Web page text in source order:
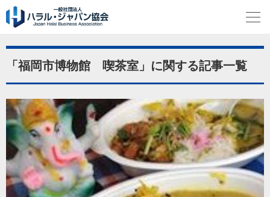
「福岡市博物館 喫茶室」に関する記事一覧